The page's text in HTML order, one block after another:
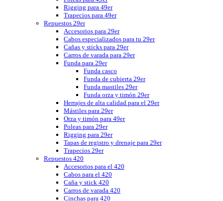
Rigging para 49er
Trapecios para 49er
Repuestos 29er
Accesorios para 29er
Cabos especializados para tu 29er
Cañas y sticks para 29er
Carros de varada para 29er
Funda para 29er
Funda casco
Funda de cubierta 29er
Funda mastiles 29er
Funda orza y timón 29er
Herrajes de alta calidad para el 29er
Mástiles para 29er
Orza y timón para 49er
Poleas para 29er
Rigging para 29er
Tapas de registro y drenaje para 29er
Trapecios 29er
Repuestos 420
Accesorios para el 420
Cabos para el 420
Caña y stick 420
Carros de varada 420
Cinchas para 420